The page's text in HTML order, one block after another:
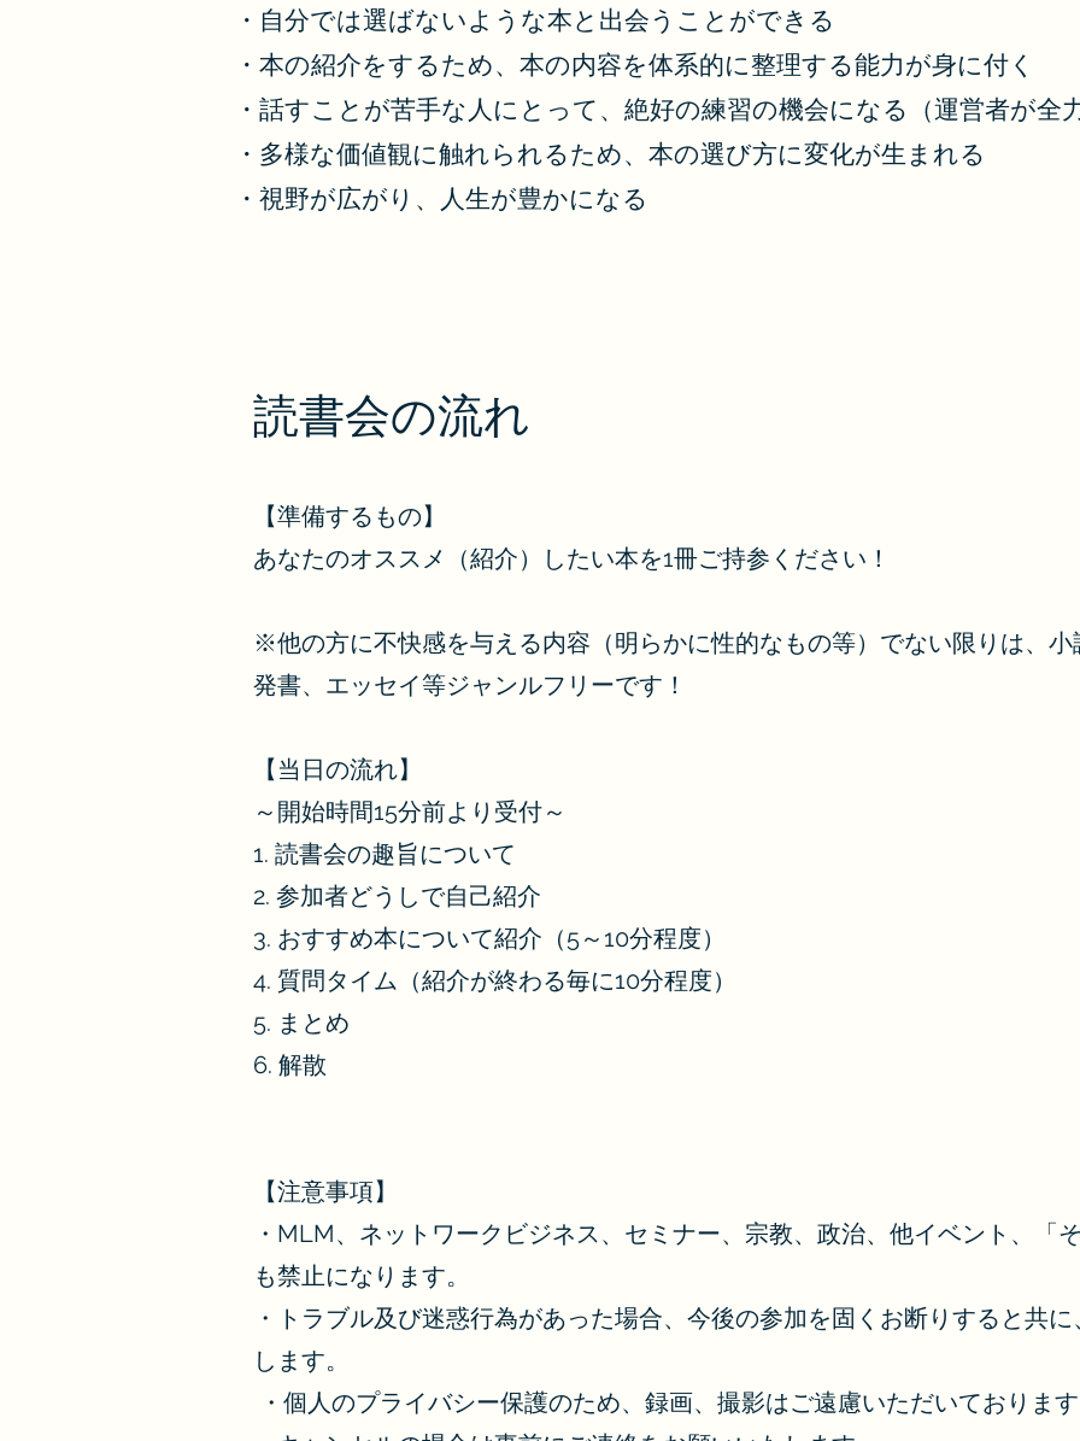
・自分では選ばないような本と出会うことができる
・本の紹介をするため、本の内容を体系的に整理する能力が身に付く
・話すことが苦手な人にとって、絶好の練習の機会になる（運営者が全
・多様な価値観に触れられるため、本の選び方に変化が生まれる
・視野が広がり、人生が豊かになる
読書会の流れ
【準備するもの】
あなたのオススメ（紹介）したい本を1冊ご持参ください！
※他の方に不快感を与える内容（明らかに性的なもの等）でない限りは、
発書、エッセイ等ジャンルフリーです！
【当日の流れ】
～開始時間15分前より受付～
1. 読書会の趣旨について
2. 参加者どうしで自己紹介
3. おすすめ本について紹介（5～10分程度）
4. 質問タイム（紹介が終わる毎に10分程度）
5. まとめ
6. 解散
【注意事項】
・MLM、ネットワークビジネス、セミナー、宗教、政治、他イベント、「
も禁止になります。
・トラブル及び迷惑行為があった場合、今後の参加を固くお断りすると共
します。
・個人のプライバシー保護のため、録画、撮影はご遠慮いただいております